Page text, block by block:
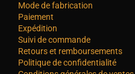
Mode de fabrication
Paiement
Expédition
Suivi de commande
Retours et remboursements
Politique de confidentialité